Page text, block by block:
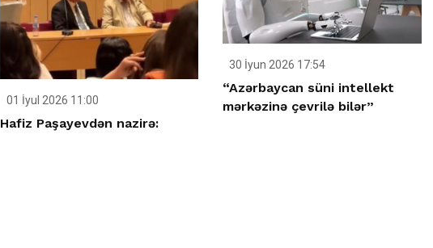
01 İyul 2026 11:00
Hafiz Paşayevdən nazirə:
30 İyun 2026 17:54
“Azərbaycan süni intellekt
mərkəzinə çevrilə bilər”